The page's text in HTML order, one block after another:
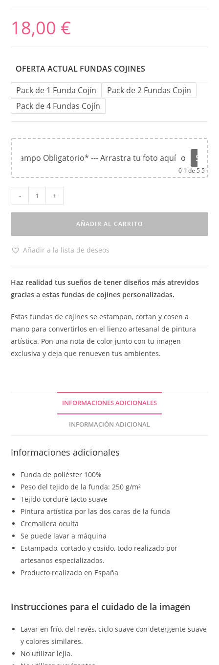
18,00 €
OFERTA ACTUAL FUNDAS COJINES
Pack de 1 Funda Cojín
Pack de 2 Fundas Cojín
Pack de 4 Fundas Cojín
*Campo Obligatorio* --- Arrastra tu foto aquí o
01 de 5 5
- +
AÑADIR AL CARRITO
Añadir a la lista de deseos
Haz realidad tus sueños de tener diseños más atrevidos
gracias a estas fundas de cojines personalizadas.
Estas fundas de cojines se estampan, cortan y cosen a
mano para convertirlos en el lienzo artesanal de pintura
artística. Pon una nota de color junto con tu imagen
exclusiva y deja que renueven tus ambientes.
INFORMACIONES ADICIONALES
INFORMACIÓN ADICIONAL
Informaciones adicionales
Funda de poliéster 100%
Peso del tejido de la funda: 250 g/m²
Tejido cordurè tacto suave
Pintura artística por las dos caras de la funda
Cremallera oculta
Se puede lavar a máquina
Estampado, cortado y cosido, todo realizado por
artesanos especializados.
Producto realizado en España
Instrucciones para el cuidado de la imagen
Lavar en frío, del revés, ciclo suave con detergente suave
y colores similares.
No utilizar lejía.